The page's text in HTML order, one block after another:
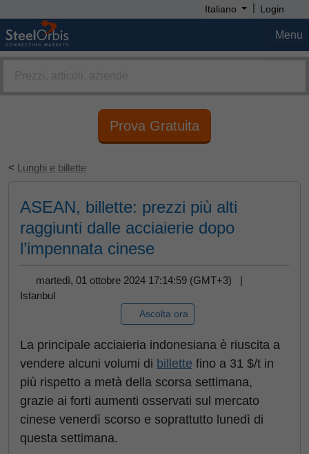
Italiano | Login
Menu
Prova Gratuita
< Lunghi e billette
ASEAN, billette: prezzi più alti
raggiunti dalle acciaierie dopo
l’impennata cinese
martedì, 01 ottobre 2024 17:14:59 (GMT+3) |
Istanbul
Ascolta ora
La principale acciaieria indonesiana è riuscita a
vendere alcuni volumi di billette fino a 31 $/t in
più rispetto a metà della scorsa settimana,
grazie ai forti aumenti osservati sul mercato
cinese venerdì scorso e soprattutto lunedì di
questa settimana.